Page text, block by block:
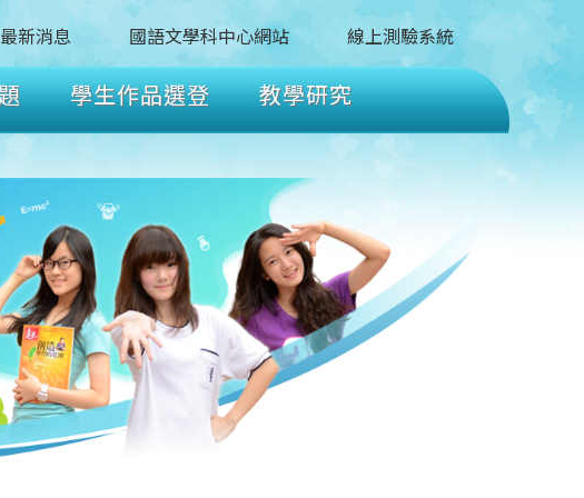
最新消息 國語文學科中心網站 線上測驗系統
學生作品選登
教學研究